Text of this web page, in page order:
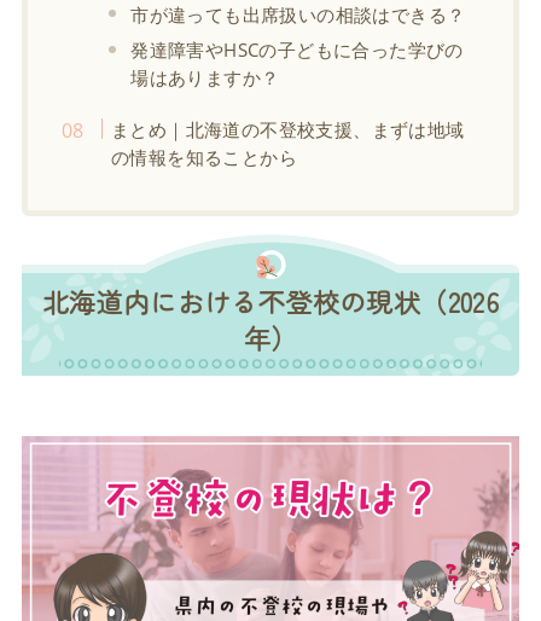
市が違っても出席扱いの相談はできる？
発達障害やHSCの子どもに合った学びの
場はありますか？
まとめ｜北海道の不登校支援、まずは地域
の情報を知ることから
北海道内における不登校の現状（2026
年）